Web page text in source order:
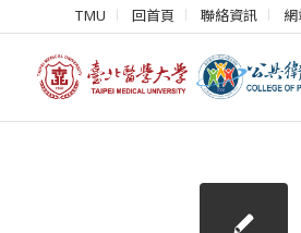
TMU 回首頁 聯絡資訊